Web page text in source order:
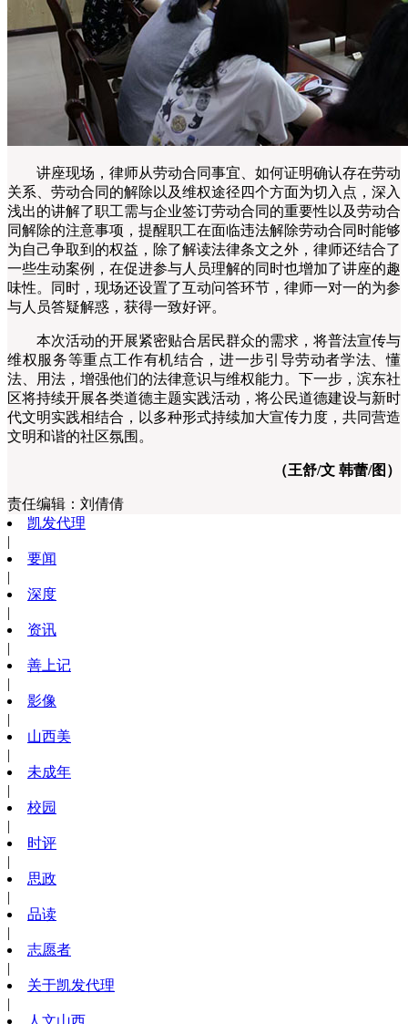
讲座现场，律师从劳动合同事宜、如何证明确认存在劳动
关系、劳动合同的解除以及维权途径四个方面为切入点，深入
浅出的讲解了职工需与企业签订劳动合同的重要性以及劳动合
同解除的注意事项，提醒职工在面临违法解除劳动合同时能够
为自己争取到的权益，除了解读法律条文之外，律师还结合了
一些生动案例，在促进参与人员理解的同时也增加了讲座的趣
味性。同时，现场还设置了互动问答环节，律师一对一的为参
与人员答疑解惑，获得一致好评。
本次活动的开展紧密贴合居民群众的需求，将普法宣传与
维权服务等重点工作有机结合，进一步引导劳动者学法、懂
法、用法，增强他们的法律意识与维权能力。下一步，滨东社
区将持续开展各类道德主题实践活动，将公民道德建设与新时
代文明实践相结合，以多种形式持续加大宣传力度，共同营造
文明和谐的社区氛围。
（王舒/文 韩蕾/图）
责任编辑： 刘倩倩
凯发代理
|
要闻
|
深度
|
资讯
|
善上记
|
影像
|
山西美
|
未成年
|
校园
|
时评
|
思政
|
品读
|
志愿者
|
关于凯发代理
|
人文山西